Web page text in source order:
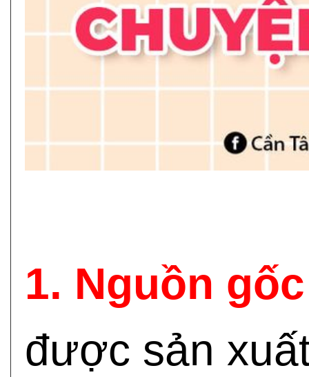
1. Nguồn
được sản